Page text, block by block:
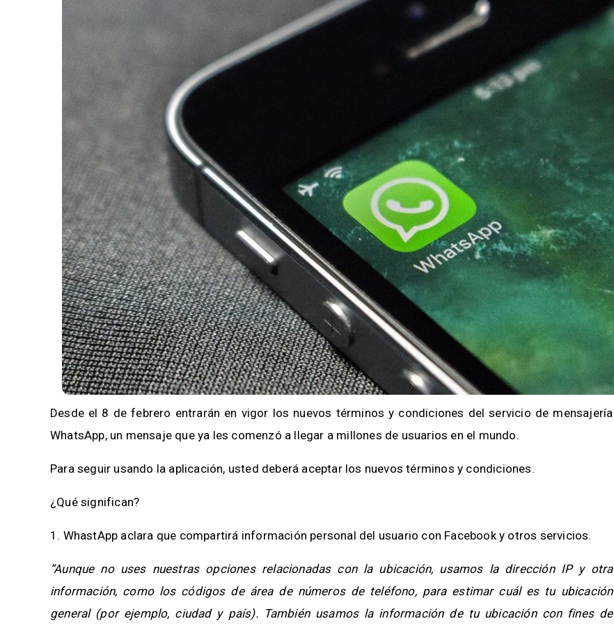
Desde el 8 de febrero entrarán en vigor los nuevos términos y condiciones del servicio de mensajería
WhatsApp, un mensaje que ya les comenzó a llegar a millones de usuarios en el mundo.
Para seguir usando la aplicación, usted deberá aceptar los nuevos términos y condiciones.
¿Qué significan?
1. WhastApp aclara que compartirá información personal del usuario con Facebook y otros servicios.
“Aunque no uses nuestras opciones relacionadas con la ubicación, usamos la dirección IP y otra
información, como los códigos de área de números de teléfono, para estimar cuál es tu ubicación
general (por ejemplo, ciudad y país). También usamos la información de tu ubicación con fines de